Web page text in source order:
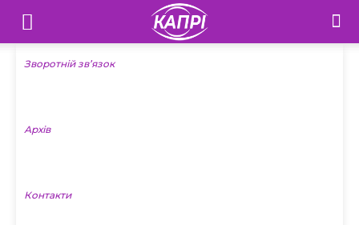
Телебачення
«Капрі»
Новини
Зворотній зв’язок
Архів
Контакти